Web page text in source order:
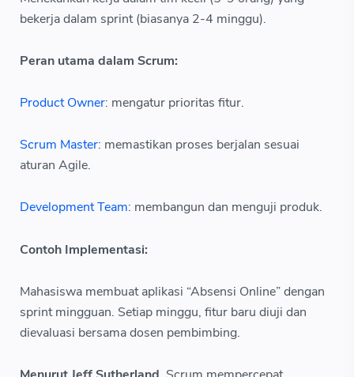
bekerja dalam sprint (biasanya 2-4 minggu).
Peran utama dalam Scrum:
Product Owner: mengatur prioritas fitur.
Scrum Master: memastikan proses berjalan sesuai
aturan Agile.
Development Team: membangun dan menguji produk.
Contoh Implementasi:
Mahasiswa membuat aplikasi “Absensi Online” dengan
sprint mingguan. Setiap minggu, fitur baru diuji dan
dievaluasi bersama dosen pembimbing.